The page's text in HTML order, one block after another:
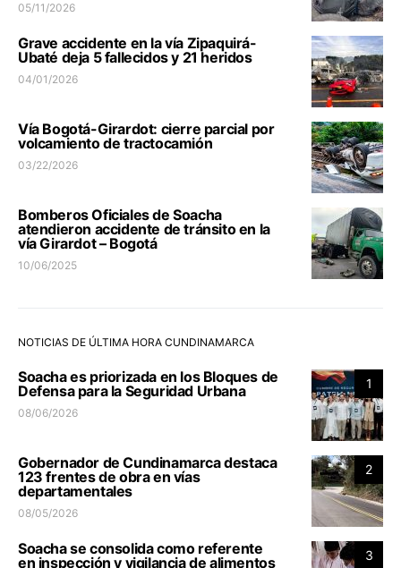
05/11/2026
Grave accidente en la vía Zipaquirá-
Ubaté deja 5 fallecidos y 21 heridos
04/01/2026
Vía Bogotá-Girardot: cierre parcial por
volcamiento de tractocamión
03/22/2026
Bomberos Oficiales de Soacha
atendieron accidente de tránsito en la
vía Girardot – Bogotá
10/06/2025
NOTICIAS DE ÚLTIMA HORA CUNDINAMARCA
1
Soacha es priorizada en los Bloques de
Defensa para la Seguridad Urbana
08/06/2026
2
Gobernador de Cundinamarca destaca
123 frentes de obra en vías
departamentales
08/05/2026
3
Soacha se consolida como referente
en inspección y vigilancia de alimentos